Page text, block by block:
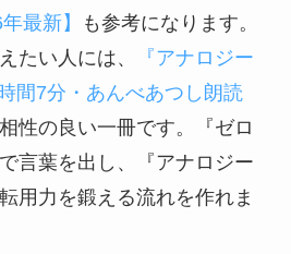
最新】
も参考になります。
たい人には、
『アナロジー
間7分・あんべあつし朗読
性の良い一冊です。『ゼロ
言葉を出し、『アナロジー
用力を鍛える流れを作れま